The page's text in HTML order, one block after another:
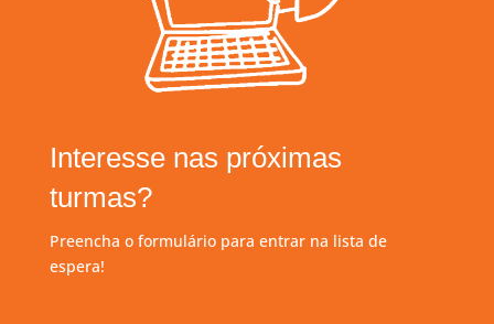
Interesse nas próximas
turmas?
Preencha o formulário para entrar na lista de
espera!